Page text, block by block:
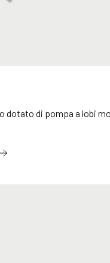
dotato di pompa a lobi